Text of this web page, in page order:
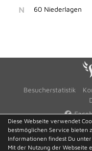
N 60 Niederlagen
Besucherstatistik
Diese Webseite verwendet
bestmöglichen Service bieten
Informationen findest Du unter
Mit der Nutzung der Webseite